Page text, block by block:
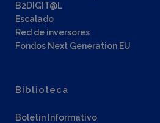
B2DIGIT@L
Escalado
Red de inversores
Fondos Next Generation EU
Biblioteca
Boletín Informativo